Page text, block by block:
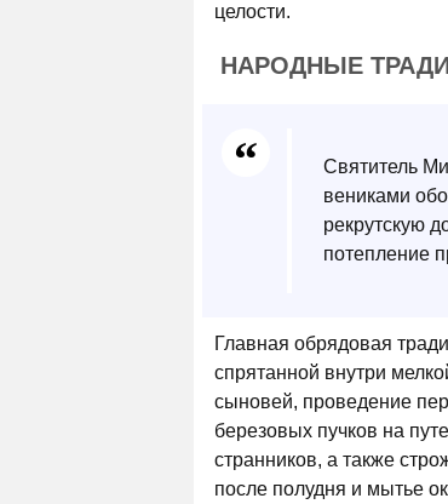
целости.
НАРОДНЫЕ
Святитель
вениками
рекрутскую
потепление
Главная обрядовая
спрятанной внутри
сыновей, проведение
березовых пучков на
странников, а также
после полудня и мытье